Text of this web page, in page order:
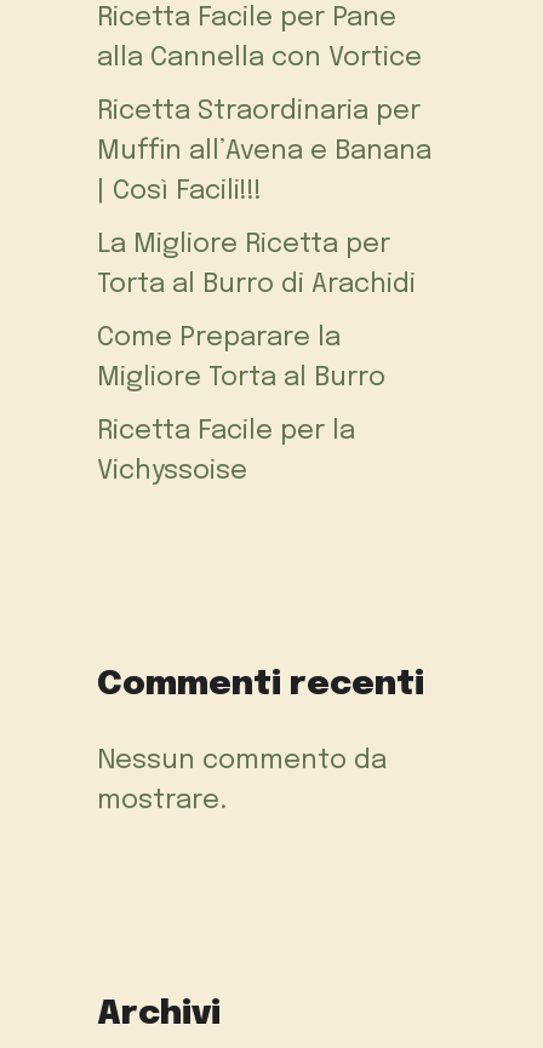
Ricetta Facile per Pane
alla Cannella con Vortice
Ricetta Straordinaria per
Muffin all’Avena e Banana
| Così Facili!!!
La Migliore Ricetta per
Torta al Burro di Arachidi
Come Preparare la
Migliore Torta al Burro
Ricetta Facile per la
Vichyssoise
Commenti recenti
Nessun commento da
mostrare.
Archivi